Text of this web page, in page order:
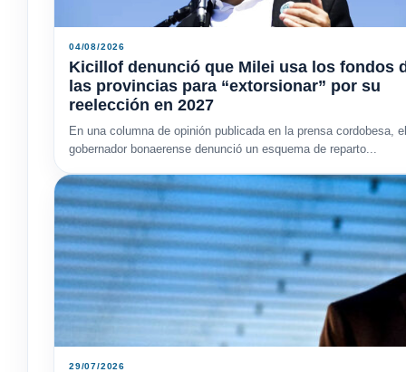
04/08/2026
Kicillof denunció que Milei usa los fondos
las provincias para “extorsionar” por su
reelección en 2027
En una columna de opinión publicada en la prensa cordobesa, el
gobernador bonaerense denunció un esquema de reparto...
29/07/2026